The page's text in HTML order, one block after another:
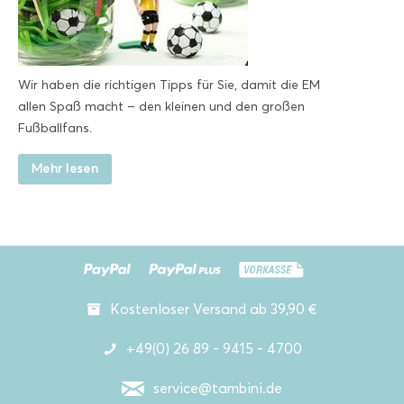
Wir haben die richtigen Tipps für Sie, damit die EM
allen Spaß macht – den kleinen und den großen
Fußballfans.
Mehr lesen
Kostenloser Versand ab 39,90 €
+49(0) 26 89 - 9415 - 4700
service@tambini.de